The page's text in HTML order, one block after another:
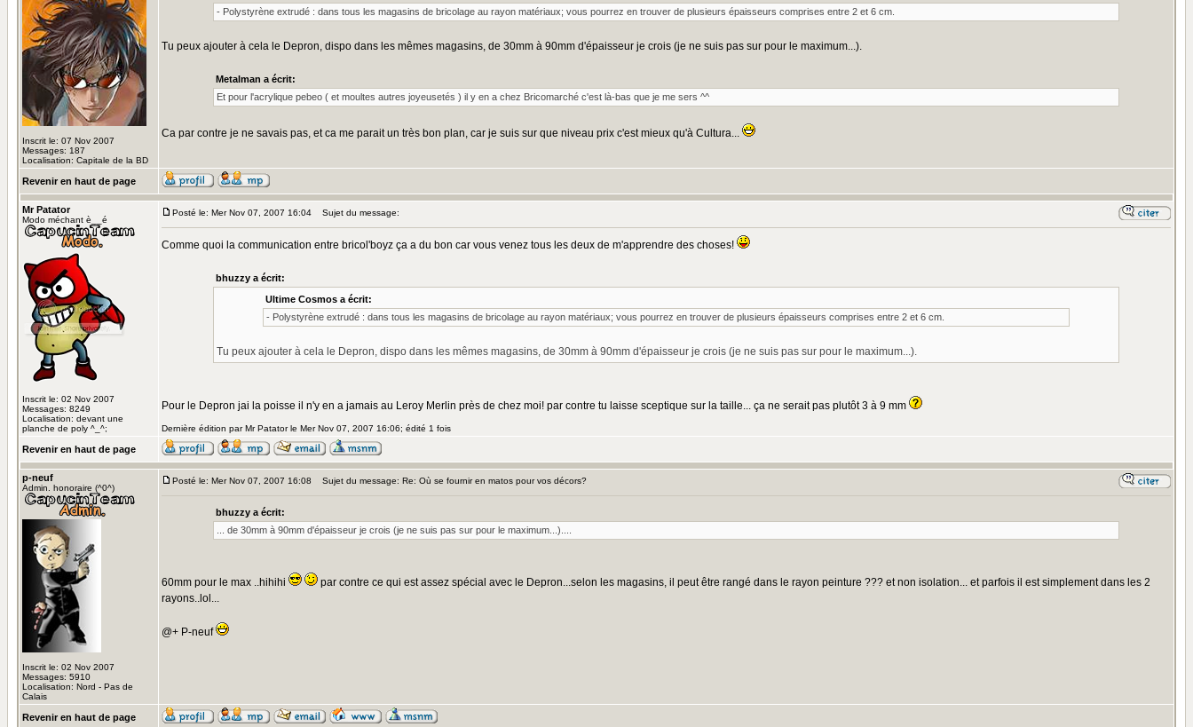
Inscrit le: 07 Nov 2007
Messages: 187
Localisation: Capitale de la BD
- Polystyrène extrudé : dans tous les magasins de bricolage au rayon matériaux; vous pourrez en trouver de plusieurs épaisseurs comprises entre 2 et 6 cm.
Tu peux ajouter à cela le Depron, dispo dans les mêmes magasins, de 30mm à 90mm d'épaisseur je crois (je ne suis pas sur pour le maximum...).
Metalman a écrit:
Et pour l'acrylique pebeo ( et moultes autres joyeusetés ) il y en a chez Bricomarché c'est là-bas que je me sers ^^
Ca par contre je ne savais pas, et ca me parait un très bon plan, car je suis sur que niveau prix c'est mieux qu'à Cultura...
Revenir en haut de page
Mr Patator
Modo méchant è__é
Inscrit le: 02 Nov 2007
Messages: 8249
Localisation: devant une
planche de poly ^_^;
Posté le: Mer Nov 07, 2007 16:04 Sujet du message:
Comme quoi la communication entre bricol'boyz ça a du bon car vous venez tous les deux de m'apprendre des choses!
bhuzzy a écrit:
Ultime Cosmos a écrit:
- Polystyrène extrudé : dans tous les magasins de bricolage au rayon matériaux; vous pourrez en trouver de plusieurs épaisseurs comprises entre 2 et 6 cm.
Tu peux ajouter à cela le Depron, dispo dans les mêmes magasins, de 30mm à 90mm d'épaisseur je crois (je ne suis pas sur pour le maximum...).
Pour le Depron jai la poisse il n'y en a jamais au Leroy Merlin près de chez moi! par contre tu laisse sceptique sur la taille... ça ne serait pas plutôt 3 à 9 mm
Dernière édition par Mr Patator le Mer Nov 07, 2007 16:06; édité 1 fois
Revenir en haut de page
p-neuf
Admin. honoraire (^0^)
Inscrit le: 02 Nov 2007
Messages: 5910
Localisation: Nord - Pas de
Calais
Posté le: Mer Nov 07, 2007 16:08 Sujet du message: Re: Où se fournir en matos pour vos décors?
bhuzzy a écrit:
... de 30mm à 90mm d'épaisseur je crois (je ne suis pas sur pour le maximum...)....
60mm pour le max ..hihihi
par contre ce qui est assez spécial avec le Depron...selon les magasins, il peut être rangé dans le rayon peinture ??? et non isolation... et parfois il est simplement dans les 2
rayons..lol...
@+ P-neuf
Revenir en haut de page